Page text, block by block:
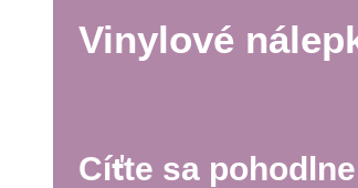
Vinylové
Cíťte sa